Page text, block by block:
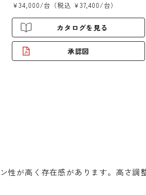
￥34,000/台（税込 ￥37,400/台）
カタログを見る
承認図
性が高く存在感があります。高さ